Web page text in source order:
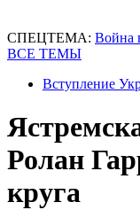
СПЕЦТЕМА: Война
ВСЕ ТЕМЫ
Вступление
Ролан
круга